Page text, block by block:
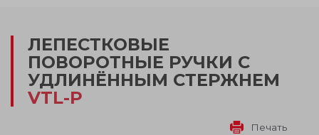
ЛЕПЕСТКОВЫЕ
ПОВОРОТНЫЕ РУЧКИ С
УДЛИНЁННЫМ СТЕРЖНЕМ
VTL-P
Печать